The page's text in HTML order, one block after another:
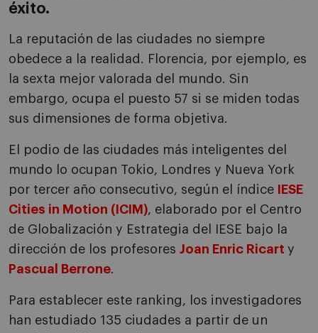
éxito.
La reputación de las ciudades no siempre
obedece a la realidad. Florencia, por ejemplo, es
la sexta mejor valorada del mundo. Sin
embargo, ocupa el puesto 57 si se miden todas
sus dimensiones de forma objetiva.
El podio de las ciudades más inteligentes del
mundo lo ocupan Tokio, Londres y Nueva York
por tercer año consecutivo, según el índice
IESE
Cities in Motion (ICIM), elaborado por el Centro
de Globalización y Estrategia del IESE bajo la
dirección de los profesores Joan Enric Ricart y
Pascual Berrone.
Para establecer este ranking, los investigadores
han estudiado 135 ciudades a partir de un